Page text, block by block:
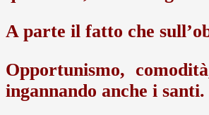
A parte il fatto che
Opportunismo,
ingannando anche i santi.